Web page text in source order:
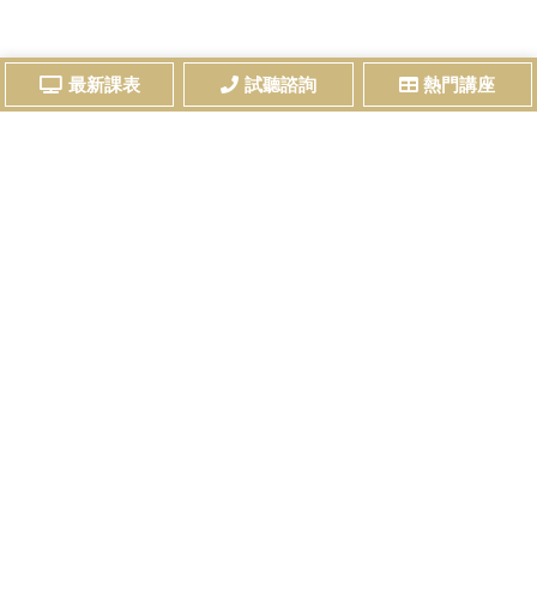
最新課表 試聽諮詢 熱門講座